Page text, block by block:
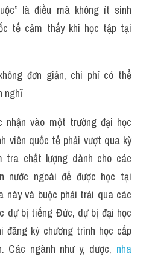
là điều mà không ít sinh
tế cảm thấy khi học tập tại
đơn giản, chi phí có thể
nghĩ
nhận vào một trường đại học
viên quốc tế phải vượt qua kỳ
tra chất lượng dành cho các
nước ngoài để được học tại
này và buộc phải trải qua các
dự bị tiếng Đức, dự bị đại học
đăng ký chương trình học cấp
Các ngành như y, dược, nha